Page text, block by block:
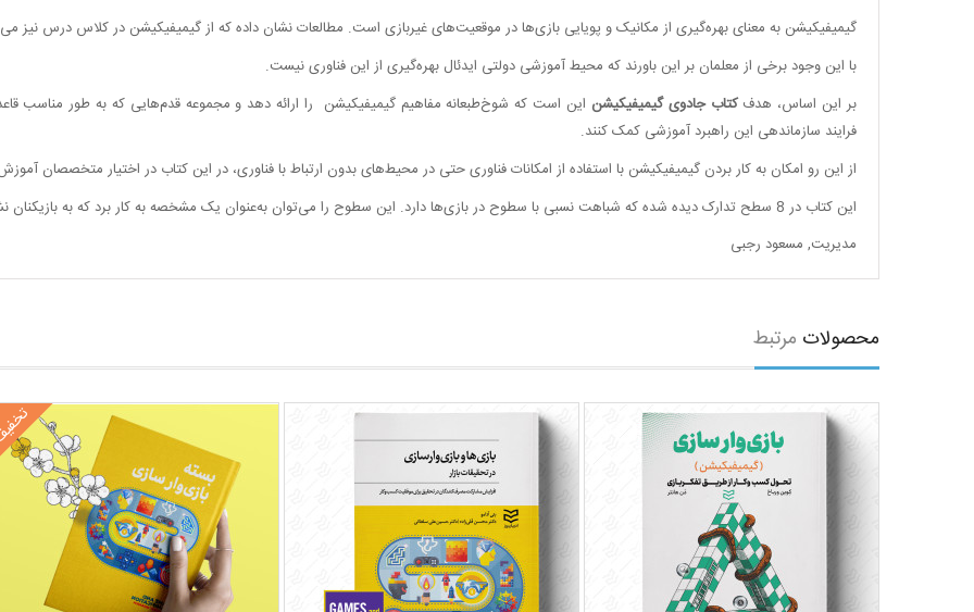
گیمیفیکیشن به معنای بهره‌گیری از مکانیک و پویایی بازی‌ها در موقعیت‌های غیربازی است. مطالعات نشان داده که از گیمیفیکیشن در کلاس درس نیز
با این وجود برخی از معلمان بر این باورند که محیط آموزشی دولتی ایدئال بهره‌گیری از این فناوری نیست.
بر این اساس، هدفکتاب جادوی گیمیفیکیشن این است که شوخ‌طبعانه مفاهیم گیمیفیکیشن را ارائه دهد و مجموعه قدم‌هایی که به طور مناسب
فرایند سازماندهی این راهبرد آموزشی کمک کنند.
از این رو امکان به کار بردن گیمیفیکیشن با استفاده از امکانات فناوری حتی در محیط‌های بدون ارتباط با فناوری،‌ در این کتاب در اختیار متخصصان
این کتاب در 8 سطح تدارک‌ دیده شده که شباهت نسبی با سطوح در بازی‌ها دارد. این سطوح را می‌توان به‌عنوان یک مشخصه به کار برد که به بازیکنان نشان ‌می‌دهد در تجربه بازی در کجا قرار دارند.
مدیریت, مسعود رجبی
محصولات مرتبط